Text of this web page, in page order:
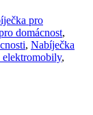
pro
domácnost,
, Nabíječka
,